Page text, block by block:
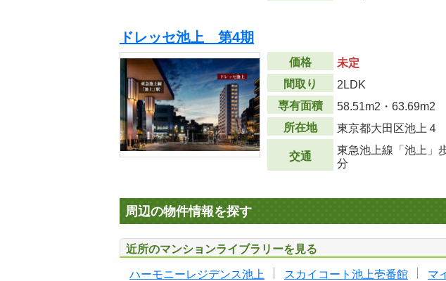
ドレッセ池上 第4期
価格
未定
間取り
2LDK
専有面積
58.51m2 ・63.69m2
所在地
東京都大田区池上４
交通
東急池上線「池上」
分
周辺の物件情報を探す
近所のマンションライブラリーを見る
ハーモニーレジデンス池上 スカイコート池上壱番館 マ